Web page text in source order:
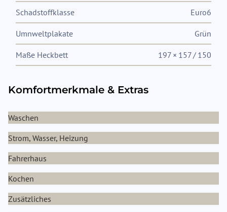
Schadstoffklasse Euro6
Umnweltplakate Grün
Maße Heckbett 197 × 157 / 150
Komfortmerkmale & Extras
Waschen
Strom, Wasser, Heizung
Fahrerhaus
Kochen
Zusätzliches